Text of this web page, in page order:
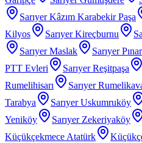
Sarıyer Kâzım Karabekir Paşa
Kilyos
Sarıyer Kireçburnu
Sarıyer Maslak
Sarıyer Pınar
PTT Evleri
Sarıyer Reşitpaşa
Rumelihisarı
Sarıyer
Tarabya
Sarıyer Uskumruköy
Yeniköy
Sarıyer Zekeriyaköy
Küçükçekmece Atatürk